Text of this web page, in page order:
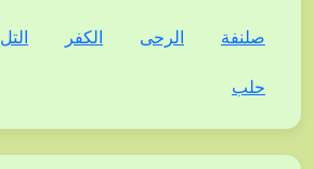
صلنفة الرحى الكفر التل
حلب